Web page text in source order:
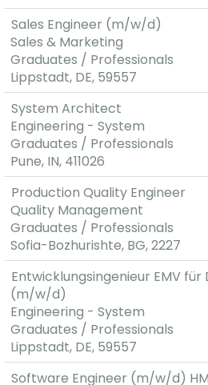
Sales Engineer (m/w/d)
Sales & Marketing
Graduates / Professionals
Lippstadt, DE, 59557
System Architect
Engineering - System
Graduates / Professionals
Pune, IN, 411026
Production Quality Engineer
Quality Management
Graduates / Professionals
Sofia-Bozhurishte, BG, 2227
Entwicklungsingenieur EMV
(m/w/d)
Engineering - System
Graduates / Professionals
Lippstadt, DE, 59557
Software Engineer (m/w/d)